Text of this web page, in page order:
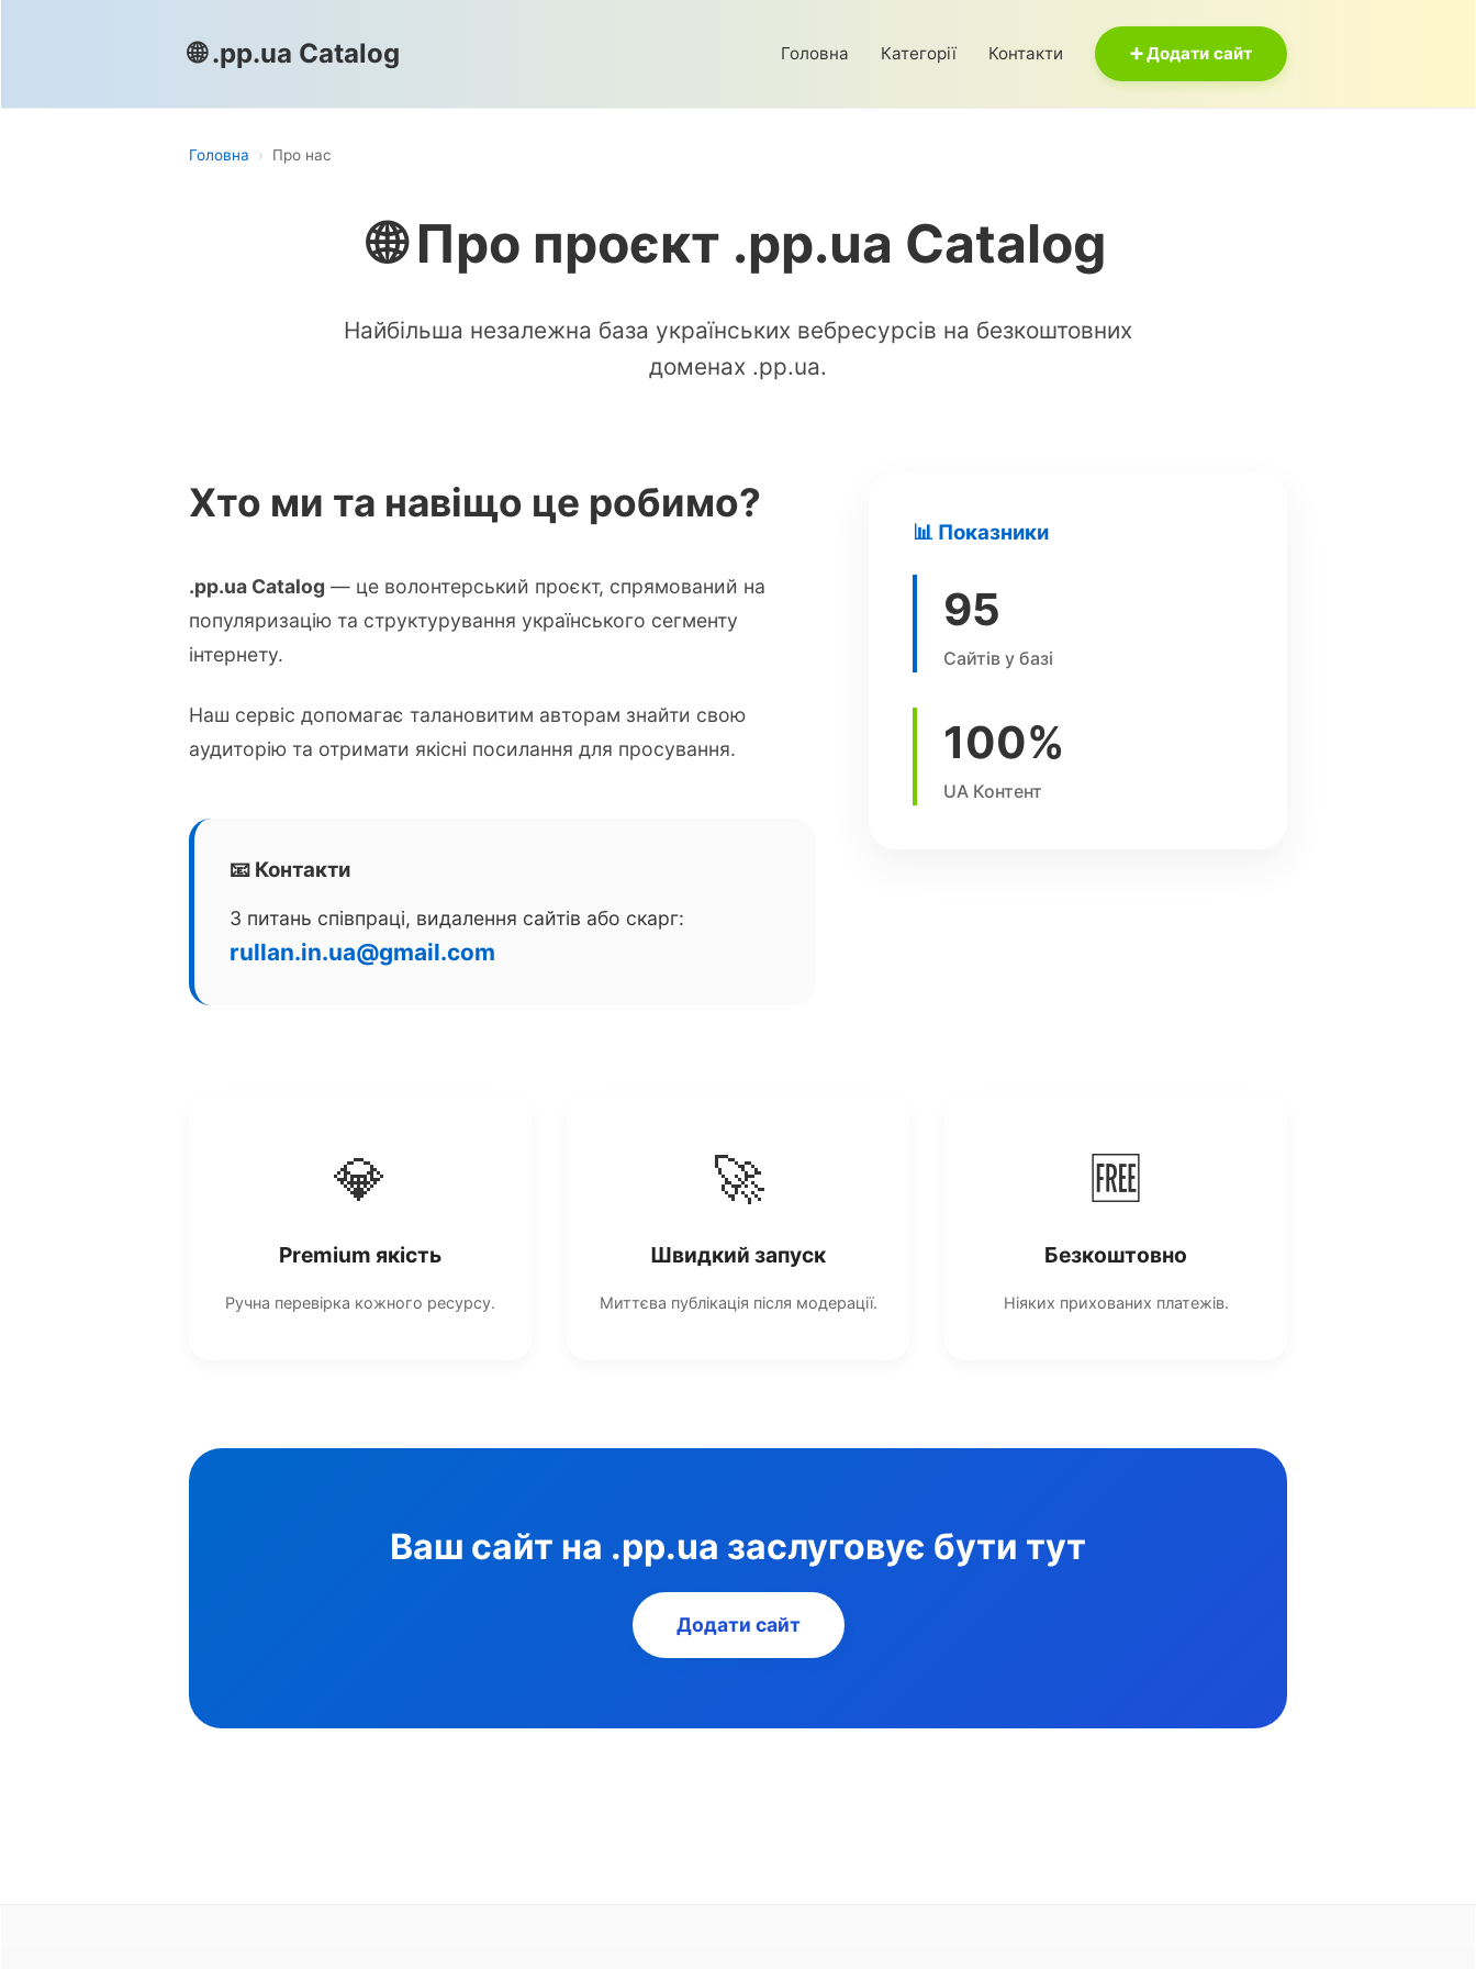
🌐 .pp.ua Catalog Головна Категорії Контакти ➕ Додати сайт
Головна › Про нас
🌐 Про проєкт .pp.ua Catalog
Найбільша незалежна база українських вебресурсів на безкоштовних
доменах .pp.ua.
Хто ми та навіщо це робимо?
.pp.ua Catalog — це волонтерський проєкт, спрямований на
популяризацію та структурування українського сегменту
інтернету.
Наш сервіс допомагає талановитим авторам знайти свою
аудиторію та отримати якісні посилання для просування.
📧 Контакти
З питань співпраці, видалення сайтів або скарг:
rullan.in.ua@gmail.com
📊 Показники
95
Сайтів у базі
100%
UA Контент
💎
Premium якість
Ручна перевірка кожного ресурсу.
🚀
Швидкий запуск
Миттєва публікація після модерації.
🆓
Безкоштовно
Ніяких прихованих платежів.
Ваш сайт на .pp.ua заслуговує бути тут
Додати сайт